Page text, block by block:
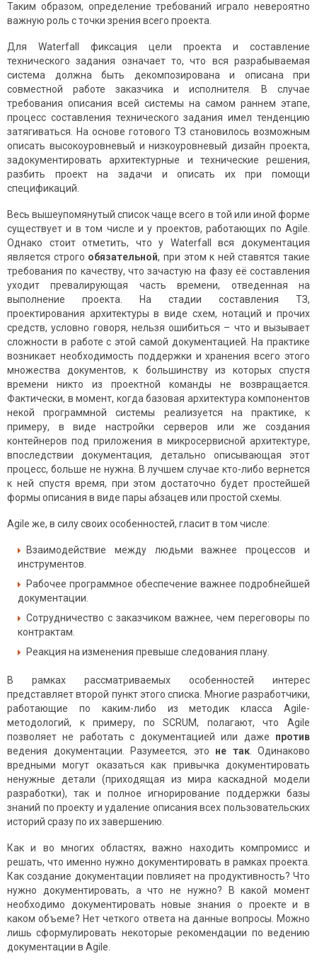
Таким образом, определение требований играло невероятно
важную роль с точки зрения всего проекта.
Для Waterfall фиксация цели проекта и составление
технического задания означает то, что вся разрабываемая
система должна быть декомпозирована и описана при
совместной работе заказчика и исполнителя. В случае
требования описания всей системы на самом раннем этапе,
процесс составления технического задания имел тенденцию
затягиваться. На основе готового ТЗ становилось возможным
описать высокоуровневый и низкоуровневый дизайн проекта,
задокументировать архитектурные и технические решения,
разбить проект на задачи и описать их при помощи
спецификаций.
Весь вышеупомянутый список чаще всего в той или иной форме
существует и в том числе и у проектов, работающих по Agile.
Однако стоит отметить, что у Waterfall вся документация
является строго обязательной, при этом к ней ставятся такие
требования по качеству, что зачастую на фазу её составления
уходит превалирующая часть времени, отведенная на
выполнение проекта. На стадии составления ТЗ,
проектирования архитектуры в виде схем, нотаций и прочих
средств, условно говоря, нельзя ошибиться – что и вызывает
сложности в работе с этой самой документацией. На практике
возникает необходимость поддержки и хранения всего этого
множества документов, к большинству из которых спустя
времени никто из проектной команды не возвращается.
Фактически, в момент, когда базовая архитектура компонентов
некой программной системы реализуется на практике, к
примеру, в виде настройки серверов или же создания
контейнеров под приложения в микросервисной архитектуре,
впоследствии документация, детально описывающая этот
процесс, больше не нужна. В лучшем случае кто-либо вернется
к ней спустя время, при этом достаточно будет простейшей
формы описания в виде пары абзацев или простой схемы.
Agile же, в силу своих особенностей, гласит в том числе:
Взаимодействие между людьми важнее процессов и
инструментов.
Рабочее программное обеспечение важнее подробнейшей
документации.
Сотрудничество с заказчиком важнее, чем переговоры по
контрактам.
Реакция на изменения превыше следования плану.
В рамках рассматриваемых особенностей интерес
представляет второй пункт этого списка. Многие разработчики,
работающие по каким-либо из методик класса Agile-
методологий, к примеру, по SCRUM, полагают, что Agile
позволяет не работать с документацией или даже против
ведения документации. Разумеется, это не так. Одинаково
вредными могут оказаться как привычка документировать
ненужные детали (приходящая из мира каскадной модели
разработки), так и полное игнорирование поддержки базы
знаний по проекту и удаление описания всех пользовательских
историй сразу по их завершению.
Как и во многих областях, важно находить компромисс и
решать, что именно нужно документировать в рамках проекта.
Как создание документации повлияет на продуктивность? Что
нужно документировать, а что не нужно? В какой момент
необходимо документировать новые знания о проекте и в
каком объеме? Нет четкого ответа на данные вопросы. Можно
лишь сформулировать некоторые рекомендации по ведению
документации в Agile.